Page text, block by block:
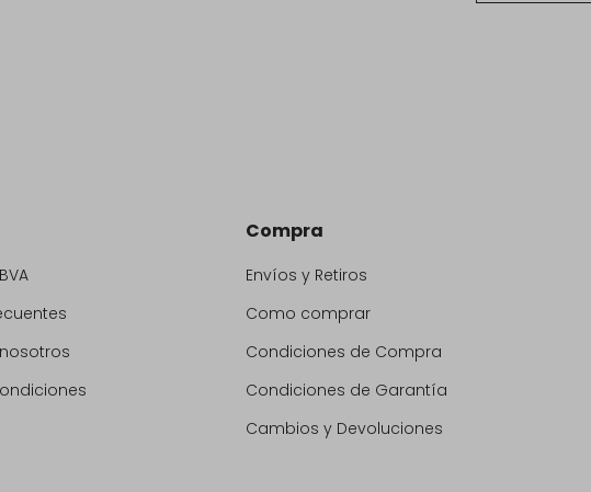
Compra
Envíos y Retiros
Como comprar
Condiciones de Compra
Condiciones de Garantía
Cambios y Devoluciones